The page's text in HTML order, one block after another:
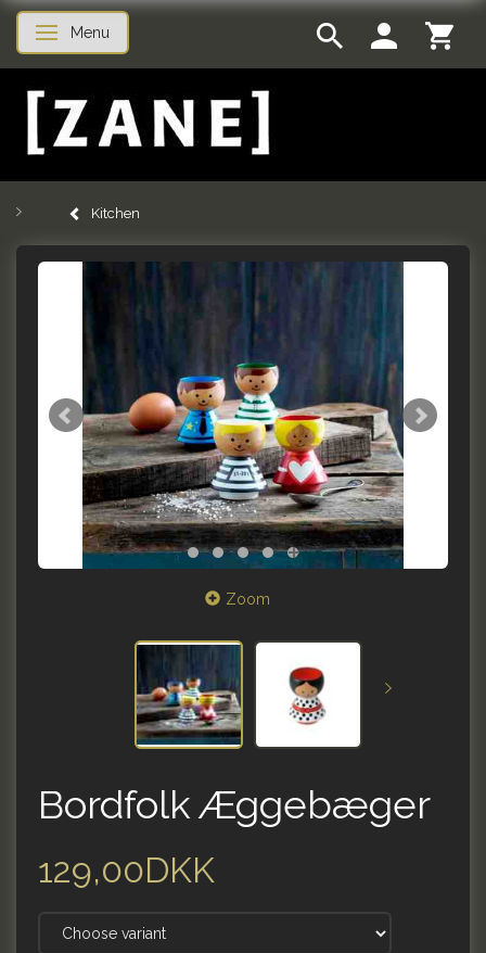
Toggle navigation
Menu
Kitchen
Zoom
Bordfolk Æggebæger
129,00DKK